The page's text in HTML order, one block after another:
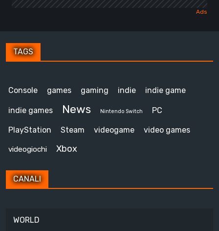
TAGS
Console games gaming indie indie game
indie games News Nintendo Switch PC
PlayStation Steam videogame video games
videogiochi Xbox
CANALI
WORLD